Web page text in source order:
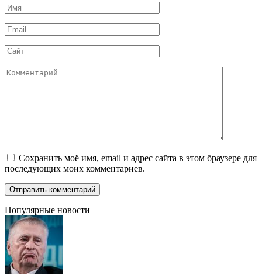
Имя
*
Email
*
Сайт
Комментарий
Сохранить моё имя, email и адрес сайта в этом браузере для
последующих моих комментариев.
Популярные новости